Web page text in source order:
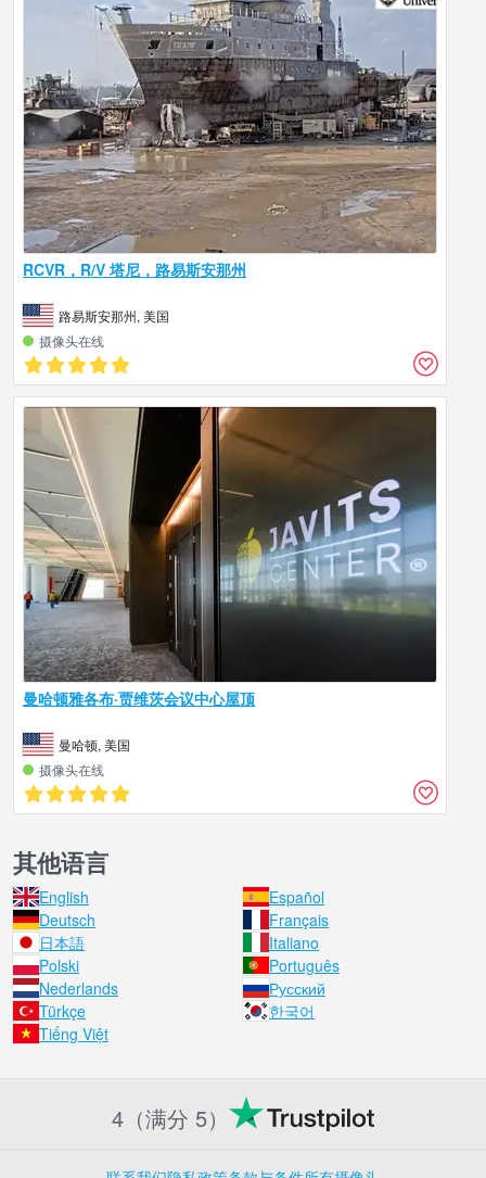
RCVR，R/V 塔尼，路易斯安那州
路易斯安那州, 美国
摄像头在线
曼哈顿雅各布·贾维茨会议中心屋顶
曼哈顿, 美国
摄像头在线
其他语言
English
Español
Deutsch
Français
日本語
Italiano
Polski
Português
Nederlands
Русский
Türkçe
한국어
Tiếng Việt
4（满分 5）